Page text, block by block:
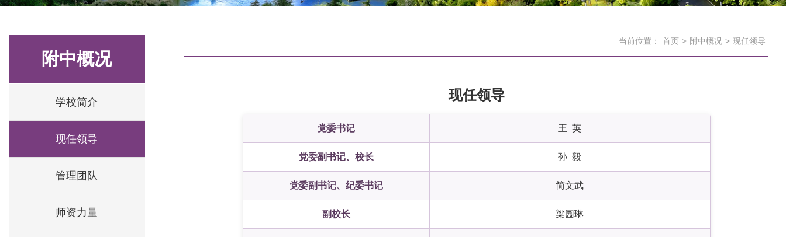
附中概况
学校简介
现任领导
管理团队
师资力量
当前位置： 首页 > 附中概况 > 现任领导
现任领导
党委书记 王 英
党委副书记、校长 孙 毅
党委副书记、纪委书记 简文武
副校长 梁园琳